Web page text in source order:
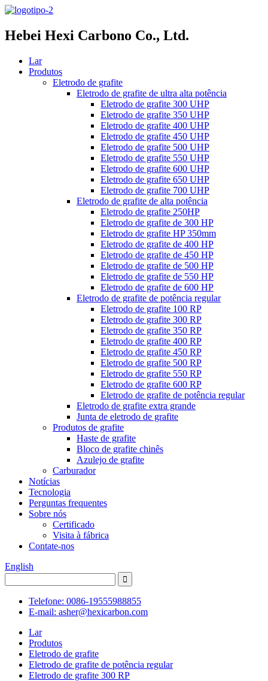
Hebei Hexi Carbono Co., Ltd.
Lar
Produtos
Eletrodo de grafite
Eletrodo de grafite de ultra alta potência
Eletrodo de grafite 300 UHP
Eletrodo de grafite 350 UHP
Eletrodo de grafite 400 UHP
Eletrodo de grafite 450 UHP
Eletrodo de grafite 500 UHP
Eletrodo de grafite 550 UHP
Eletrodo de grafite 600 UHP
Eletrodo de grafite 650 UHP
Eletrodo de grafite 700 UHP
Eletrodo de grafite de alta potência
Eletrodo de grafite 250HP
Eletrodo de grafite de 300 HP
Eletrodo de grafite HP 350mm
Eletrodo de grafite de 400 HP
Eletrodo de grafite de 450 HP
Eletrodo de grafite de 500 HP
Eletrodo de grafite de 550 HP
Eletrodo de grafite de 600 HP
Eletrodo de grafite de potência regular
Eletrodo de grafite 100 RP
Eletrodo de grafite 300 RP
Eletrodo de grafite 350 RP
Eletrodo de grafite 400 RP
Eletrodo de grafite 450 RP
Eletrodo de grafite 500 RP
Eletrodo de grafite 550 RP
Eletrodo de grafite 600 RP
Eletrodo de grafite de potência regular
Eletrodo de grafite extra grande
Junta de eletrodo de grafite
Produtos de grafite
Haste de grafite
Bloco de grafite chinês
Azulejo de grafite
Carburador
Notícias
Tecnologia
Perguntas frequentes
Sobre nós
Certificado
Visita à fábrica
Contate-nos
English
Telefone: 0086-19555988855
E-mail: asher@hexicarbon.com
Lar
Produtos
Eletrodo de grafite
Eletrodo de grafite de potência regular
Eletrodo de grafite 300 RP